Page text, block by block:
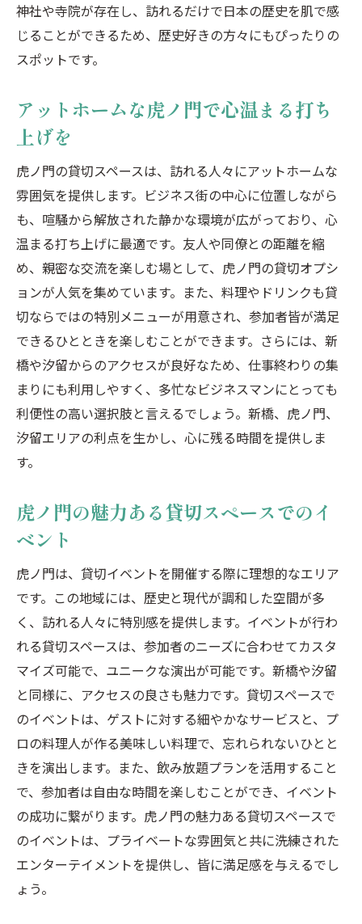
神社や寺院が存在し、訪れるだけで日本の歴史を肌で感
じることができるため、歴史好きの方々にもぴったりの
スポットです。
アットホームな虎ノ門で心温まる打ち
上げを
虎ノ門の貸切スペースは、訪れる人々にアットホームな
雰囲気を提供します。ビジネス街の中心に位置しながら
も、喧騒から解放された静かな環境が広がっており、心
温まる打ち上げに最適です。友人や同僚との距離を縮
め、親密な交流を楽しむ場として、虎ノ門の貸切オプシ
ョンが人気を集めています。また、料理やドリンクも貸
切ならではの特別メニューが用意され、参加者皆が満足
できるひとときを楽しむことができます。さらには、新
橋や汐留からのアクセスが良好なため、仕事終わりの集
まりにも利用しやすく、多忙なビジネスマンにとっても
利便性の高い選択肢と言えるでしょう。新橋、虎ノ門、
汐留エリアの利点を生かし、心に残る時間を提供しま
す。
虎ノ門の魅力ある貸切スペースでのイ
ベント
虎ノ門は、貸切イベントを開催する際に理想的なエリア
です。この地域には、歴史と現代が調和した空間が多
く、訪れる人々に特別感を提供します。イベントが行わ
れる貸切スペースは、参加者のニーズに合わせてカスタ
マイズ可能で、ユニークな演出が可能です。新橋や汐留
と同様に、アクセスの良さも魅力です。貸切スペースで
のイベントは、ゲストに対する細やかなサービスと、プ
ロの料理人が作る美味しい料理で、忘れられないひとと
きを演出します。また、飲み放題プランを活用すること
で、参加者は自由な時間を楽しむことができ、イベント
の成功に繋がります。虎ノ門の魅力ある貸切スペースで
のイベントは、プライベートな雰囲気と共に洗練された
エンターテイメントを提供し、皆に満足感を与えるでし
ょう。